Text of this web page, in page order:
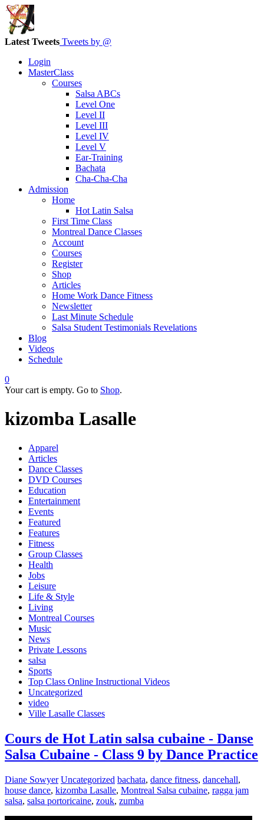
Latest Tweets Tweets by @
Login
MasterClass
Courses
Salsa ABCs
Level One
Level II
Level III
Level IV
Level V
Ear-Training
Bachata
Cha-Cha-Cha
Admission
Home
Hot Latin Salsa
First Time Class
Montreal Dance Classes
Account
Courses
Register
Shop
Articles
Home Work Dance Fitness
Newsletter
Last Minute Schedule
Salsa Student Testimonials Revelations
Blog
Videos
Schedule
0
Your cart is empty. Go to Shop.
kizomba Lasalle
Apparel
Articles
Dance Classes
DVD Courses
Education
Entertainment
Events
Featured
Features
Fitness
Group Classes
Health
Jobs
Leisure
Life & Style
Living
Montreal Courses
Music
News
Private Lessons
salsa
Sports
Top Class Online Instructional Videos
Uncategorized
video
Ville Lasalle Classes
Cours de Hot Latin salsa cubaine - Danse
Salsa Cubaine - Class 9 by Dance Practice
Diane Sowyer Uncategorized bachata, dance fitness, dancehall,
house dance, kizomba Lasalle, Montreal Salsa cubaine, ragga jam
salsa, salsa portoricaine, zouk, zumba